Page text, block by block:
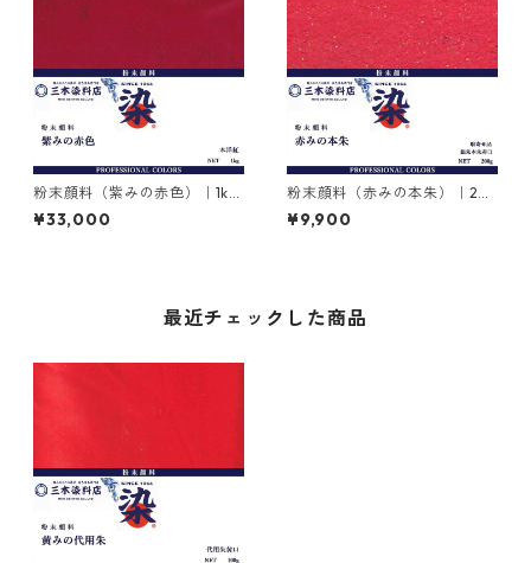
粉末顔料（紫みの赤色）｜1kg
｜本洋紅｜紅型用途
¥33,000
粉末顔料（赤みの本朱）｜20
0g（風袋込み）｜銀朱本朱赤
口｜紅型用途
¥9,900
最近チェックした商品